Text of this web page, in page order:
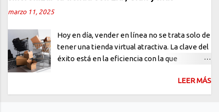
mismo que desarrollar software. ¿Qué puede
hacer la...
software generativo se roba los titulares, el
Blackwell B200 de NVIDIA es la joya de la
corona. Diseñado especialmente para cargas
de trabajo de IA generativa a gran escala, su
FP8 y Tensor vs. Hopper (su generación
marzo 11, 2025
Hoy en día, vender en línea no se trata solo de
tener una tienda virtual atractiva. La clave del
éxito está en la eficiencia con la que
y te comunicas con tus clientes. Aquí es donde
las integraciones de e-commerce juegan un
LEER MÁS